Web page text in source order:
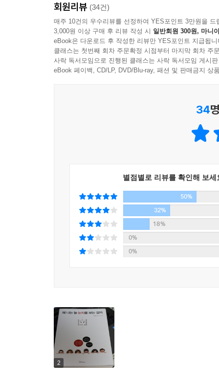
더이상 어린아이가 아닌데도 대인지능 전체가 눈
도 오직 눈치만 보는 미숙한 대인지능이 지속되면
어릴 때는 총명한 것으로 충분했다. 그런데 왜 커
한데, 발달 단계에 따라서 요구되는 맥락 파악 능
실용지식의 활용은 기본적으로 목표지향적이다.
을 개발하는 사람과 큰 차이를 보이지 않을 수
다. 그러나 성인 중기에 이르면 이야기가 달라진
적인 사항까지 통합해서 추리하는 능력이 증가한
그렇다면 어떨 때 소심한 눈치가 자신에게 가장
행동할 때 눈치에 의존할 수밖에 없다. 혼자서 무
이렇게 되면 자신의 행동이나 태도, 생각은 상대
신은 사라져버린다. 무엇이든 남들이 바라는 것
상이라고 여기고, 자신의 느낌과 바람까지도 다
량한 욕구라고 여기고 누가 뭐라고 하기도 전에
이러한 성격을 한마디로 표현하면 수동의존성
라진다. 이렇게 되면 유용한 눈치를 배울 수 없을
긴다. 이런 사람들은 외상과 관련된 것이라면 사
누군가 큰 소리만 내도 깜짝 놀라서 정신없이 눈
인사를 보고도 비웃음이라는 공격 신호로 여기
동을 하기도 한다. 즉 눈치, 생각, 정서 등이 모두
눈치를 많이 보면 마음도 몸도 아프다
비슷한 조건에서도 더 눈치를 보는 사람들은 대
우울하고 불안한 눈치 보기를 반복하는 사람들의
부적응적 눈치의 첫 번째 유형인 ‘다른 사람의
사랑에 죽는 H씨, 헬리콥터맘과 마더콤플렉스가
방법만을 고집할 것이 아니라, 순간순간 자기의
이 책은 총 3부 27장으로 구성된다. 1부에서는
‘눈치증후군’으로 표현했다. 부적응적인 눈치
7가지 눈치 문제에 대한 7가지 해결책으로 구성
걸음 더 나아가 본문 중간에 있는 ‘스페셜 박스’
더욱더 풍성하게 담았다.
회원리뷰 (34건)
매주 10건의 우수리뷰를 선정하여 YES포인트 3만원을 드
3,000원 이상 구매 후 리뷰 작성 시 일반회원 300원, 마니
eBook은 다운로드 후 작성한 리뷰만 YES포인트 지급됩니
클래스는 첫번째 회차 주문확정 시점부터 마지막 회차 주
사락 독서모임으로 진행된 클래스는 사락 독서모임 게시
eBook 페이백, CD/LP, DVD/Blu-ray, 패션 및 판매금지 상
34
별점별로 리뷰를 확인해 보세
50%
32%
18%
0%
0%
2